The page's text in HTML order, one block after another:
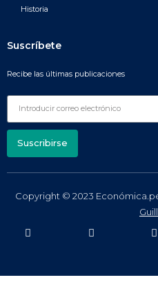
Historia
Suscríbete
Recibe las últimas publicaciones
Suscribirse
Copyright © 2023